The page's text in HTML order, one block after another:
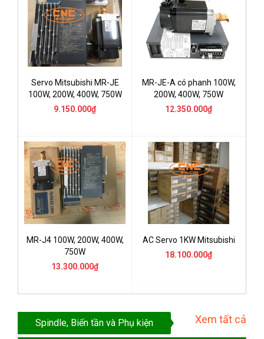
Servo Mitsubishi MR-JE
100W, 200W, 400W, 750W
9.150.000₫
MR-JE-A có phanh 100W,
200W, 400W, 750W
12.350.000₫
MR-J4 100W, 200W, 400W,
750W
13.300.000₫
AC Servo 1KW Mitsubishi
18.100.000₫
Spindle, Biến tần và Phụ kiện Xem tất cả